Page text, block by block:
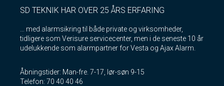
SD TEKNIK HAR OVER 25 ÅRS ERFARING
… med alarmsikring til både private og virksomheder,
tidligere som Verisure servicecenter, men i de seneste 10 år
udelukkende som alarmpartner for Vesta og Ajax Alarm.
Åbningstider: Man-fre. 7-17, lør-søn 9-15
Telefon: 70 40 40 46